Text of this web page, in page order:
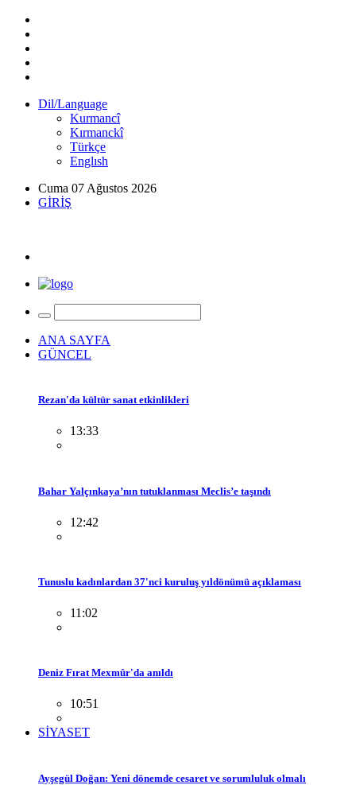
Dil/Language
Kurmancî
Kırmanckî
Türkçe
Englısh
Cuma 07 Ağustos 2026
GİRİŞ
ANA SAYFA
GÜNCEL
Rezan'da kültür sanat etkinlikleri
13:33
Bahar Yalçınkaya’nın tutuklanması Meclis’e taşındı
12:42
Tunuslu kadınlardan 37'nci kuruluş yıldönümü açıklaması
11:02
Deniz Fırat Mexmûr'da anıldı
10:51
SİYASET
Ayşegül Doğan: Yeni dönemde cesaret ve sorumluluk olmalı